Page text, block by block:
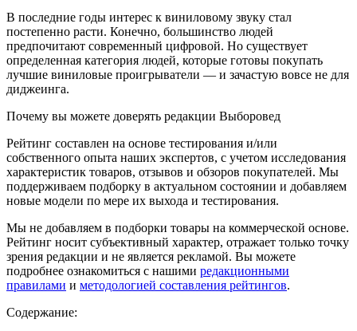
В последние годы интерес к виниловому звуку стал
постепенно расти. Конечно, большинство людей
предпочитают современный цифровой. Но существует
определенная категория людей, которые готовы покупать
лучшие виниловые проигрыватели — и зачастую вовсе не для
диджеинга.
Почему вы можете доверять редакции Выборовед
Рейтинг составлен на основе тестирования и/или
собственного опыта наших экспертов, с учетом исследования
характеристик товаров, отзывов и обзоров покупателей. Мы
поддерживаем подборку в актуальном состоянии и добавляем
новые модели по мере их выхода и тестирования.
Мы не добавляем в подборки товары на коммерческой основе.
Рейтинг носит субъективный характер, отражает только точку
зрения редакции и не является рекламой. Вы можете
подробнее ознакомиться с нашими редакционными
правилами и методологией составления рейтингов.
Содержание: